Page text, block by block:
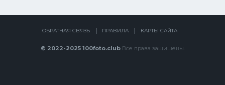
ОБРАТНАЯ СВЯЗЬ ПРАВИЛА КАРТЫ САЙТА
© 2022-2025 100foto.clubВсе права защищены.